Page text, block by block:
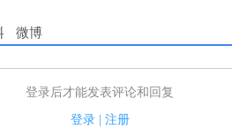
微博
登录后才能发表评论和回复
登录| 注册
户可以发表评论了！